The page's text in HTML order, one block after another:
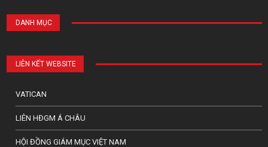
DANH MỤC
LIÊN KẾT WEBSITE
VATICAN
LIÊN HĐGM Á CHÂU
HỘI ĐỒNG GIÁM MỤC VIỆT NAM